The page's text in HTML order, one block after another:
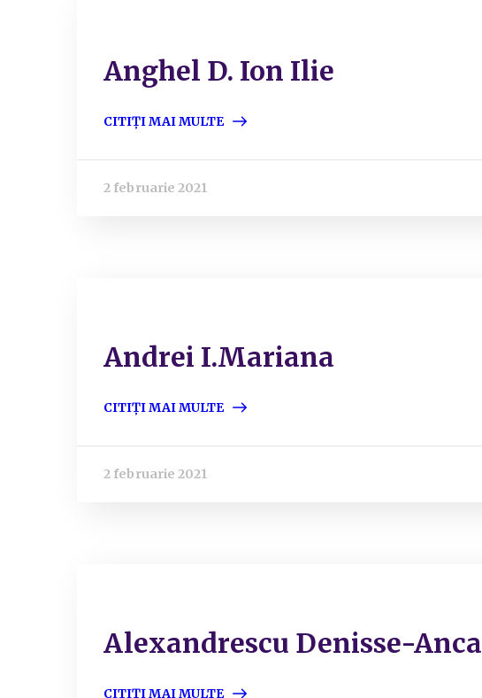
Anghel D. Ion Ilie
CITIȚI MAI MULTE
2 februarie 2021
Andrei I.Mariana
CITIȚI MAI MULTE
2 februarie 2021
Alexandrescu Denisse-Anca
CITIȚI MAI MULTE